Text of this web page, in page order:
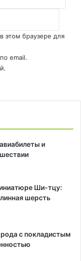
этом браузере для
email.
и
Ши-тцу:
шерсть
с покладистым